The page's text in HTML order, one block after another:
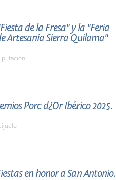
de la Fresa" y la "Feria
Artesanía Sierra Quilama"
Porc d¿Or Ibérico 2025.
en honor a San Antonio.